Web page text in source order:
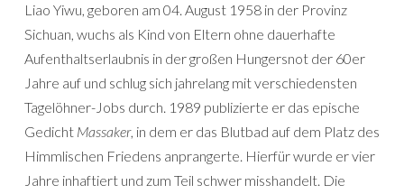
Liao Yiwu, geboren am 04. August 1958 in der Provinz
Sichuan, wuchs als Kind von Eltern ohne dauerhafte
Aufenthaltserlaubnis in der großen Hungersnot der 60er
Jahre auf und schlug sich jahrelang mit verschiedensten
Tagelöhner-Jobs durch. 1989 publizierte er das epische
Gedicht Massaker, in dem er das Blutbad auf dem Platz des
Himmlischen Friedens anprangerte. Hierfür wurde er vier
Jahre inhaftiert und zum Teil schwer misshandelt. Die